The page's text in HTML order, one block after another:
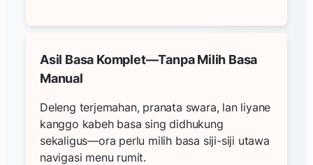
Asil Basa Komplet—Tanpa Milih Basa
Manual
Deleng terjemahan, pranata swara, lan liyane
kanggo kabeh basa sing didhukung
sekaligus—ora perlu milih basa siji-siji utawa
navigasi menu rumit.